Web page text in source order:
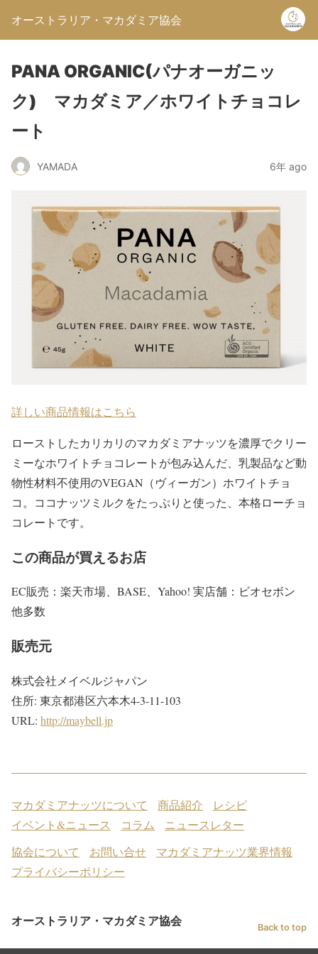
オーストラリア・マカダミア協会
PANA ORGANIC(パナオーガニッ
ク) マカダミア／ホワイトチョコレ
ート
YAMADA 6年 ago
詳しい商品情報はこちら
ローストしたカリカリのマカダミアナッツを濃厚でクリー
ミーなホワイトチョコレートが包み込んだ、乳製品など動
物性材料不使用のVEGAN（ヴィーガン）ホワイトチョ
コ。ココナッツミルクをたっぷりと使った、本格ローチョ
コレートです。
この商品が買えるお店
EC販売：楽天市場、BASE、Yahoo! 実店舗：ビオセボン
他多数
販売元
株式会社メイベルジャパン
住所: 東京都港区六本木4-3-11-103
URL: http://maybell.jp
マカダミアナッツについて 商品紹介
レシピ
イベント&ニュース
コラム
ニュースレター
協会について
お問い合せ
マカダミアナッツ業界情報
プライバシーポリシー
オーストラリア・マカダミア協会 Back to top